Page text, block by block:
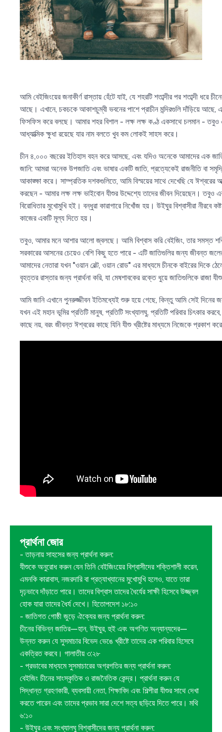
আমি বেইজিংয়ের জনাকীর্ণ রাস্তায় হেঁটে যাই, যে শহরটি শতাব্দীর পর শতাব্দী ধরে
আছে। এখানে, চকচকে আকাশচুম্বী ভবনের পাশে প্রাচীন মন্দিরগুলি দাঁড়িয়ে আছে,
ফিসফিস করে বলছে। আমার শহর বিশাল - লক্ষ লক্ষ কণ্ঠ একসাথে চলমান - তবুও
আধ্যাত্মিক ক্ষুধা রয়েছে যার নাম বলতে খুব কম লোকই সাহস করে।
চীন ৪,০০০ বছরের ইতিহাস বহন করে আসছে, এবং যদিও অনেকে আমাদের এক
জানি: আমরা অনেক উপজাতি এবং ভাষার একটি জাতি, প্রত্যেকেই রাজনীতি বা
আকাঙ্ক্ষা করে। সাম্প্রতিক দশকগুলিতে, আমি বিস্ময়ের সাথে দেখেছি যে ঈশ্বরের
করছেন - আমার লক্ষ লক্ষ ভাইবোন যীশুর উদ্দেশ্যে তাদের জীবন দিয়েছেন। তবুও
বিরোধিতার মুখোমুখি হই। বন্ধুরা কারাগারে নিখোঁজ হয়। উইঘুর বিশ্বাসীরা নীরবে
কাজের একটি মূল্য দিতে হয়।
তবুও, আমার মনে আশার আলো জ্বলছে। আমি বিশ্বাস করি বেইজিং, তার সমস্ত
সরকারের আসনের চেয়েও বেশি কিছু হতে পারে - এটি জাতিগুলির জন্য জীবন্ত
আমাদের নেতারা যখন "ওয়ান বেল্ট, ওয়ান রোড" এর মাধ্যমে চীনকে বাইরের দিকে
বৃহত্তর রাস্তার জন্য প্রার্থনা করি, যা মেষশাবকের রক্তে ধুয়ে জাতিগুলিকে রাজা
আমি জানি এখানে পুনরুজ্জীবন ইতিমধ্যেই শুরু হয়ে গেছে, কিন্তু আমি সেই দিনের
যখন এই মহান ভূমির প্রতিটি মানুষ, প্রতিটি সংখ্যালঘু, প্রতিটি পরিবার চিৎকার
কাছে নয়, বরং জীবন্ত ঈশ্বরের কাছে যিনি যীশু খ্রীষ্টের মাধ্যমে নিজেকে প্রকাশ
প্রার্থনা জোর
- তাড়নায় সাহসের জন্য প্রার্থনা করুন:
যীশুকে অনুরোধ করুন যেন তিনি বেইজিংয়ের বিশ্বাসীদের শক্তিশালী করেন,
এমনকি কারাবাস, নজরদারি বা প্রত্যাখ্যানের মুখোমুখি হলেও, যাতে তারা
দৃঢ়ভাবে দাঁড়াতে পারে। তাদের বিশ্বাস তাদের ধৈর্যের সাক্ষী হিসেবে উজ্জ্বল
হোক যারা তাদের ধৈর্য দেখে। হিতোপদেশ ১৮:১০
- জাতিগত গোষ্ঠী জুড়ে ঐক্যের জন্য প্রার্থনা করুন:
চীনের বিভিন্ন জাতির—হান, উইঘুর, হুই এবং অগণিত অন্যান্যদের—
উন্নত করুন যে সুসমাচার বিভেদ ভেঙে খ্রীষ্টে তাদের এক পরিবার হিসেবে
একত্রিত করবে। গালাতীয় ৩:২৮
- প্রভাবের মাধ্যমে সুসমাচারের অগ্রগতির জন্য প্রার্থনা করুন:
বেইজিং চীনের সাংস্কৃতিক ও রাজনৈতিক কেন্দ্র। প্রার্থনা করুন যে
সিদ্ধান্ত গ্রহণকারী, ব্যবসায়ী নেতা, শিক্ষাবিদ এবং শিল্পীরা যীশুর সাথে দেখা
করতে পারেন এবং তাদের প্রভাব সারা দেশে সত্য ছড়িয়ে দিতে পারে। মথি
৬:১০
- উইঘুর এবং সংখ্যালঘু বিশ্বাসীদের জন্য প্রার্থনা করুন: